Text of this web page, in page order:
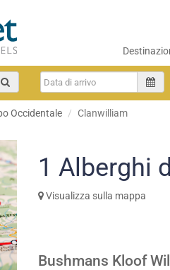
Occidentale Clanwilliam
1 Alberghi
Visualizza sulla mappa
Bushmans Kloof